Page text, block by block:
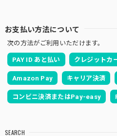
お支払い方法について
次の方法がご利用いただけます。
PAY ID あと払い クレジットカ
Amazon Pay キャリア決済
コンビニ決済またはPay-easy
SEARCH